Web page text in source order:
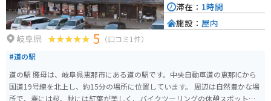
岐阜県 5 （口コミ1件）
#道の駅
道の駅 賤母は、岐阜県恵那市にある道の駅です。中央自動車道の恵那ICから
国道19号線を北上し、約15分の場所に位置しています。 周辺は自然豊かな場
所で、春には桜、秋には紅葉が美しく、バイクツーリングの休憩スポットと
滞在： 1時間
施設： 屋内